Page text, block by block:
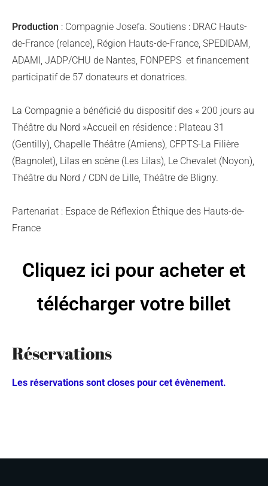
Production : Compagnie Josefa. Soutiens : DRAC Hauts-
de-France (relance), Région Hauts-de-France, SPEDIDAM,
ADAMI, JADP/CHU de Nantes, FONPEPS et financement
participatif de 57 donateurs et donatrices.
La Compagnie a bénéficié du dispositif des « 200 jours au
Théâtre du Nord »Accueil en résidence : Plateau 31
(Gentilly), Chapelle Théâtre (Amiens), CFPTS-La Filière
(Bagnolet), Lilas en scène (Les Lilas), Le Chevalet (Noyon),
Théâtre du Nord / CDN de LiIle, Théâtre de Bligny.
Partenariat : Espace de Réflexion Éthique des Hauts-de-
France
Cliquez ici pour acheter et
télécharger votre billet
Réservations
Les réservations sont closes pour cet évènement.